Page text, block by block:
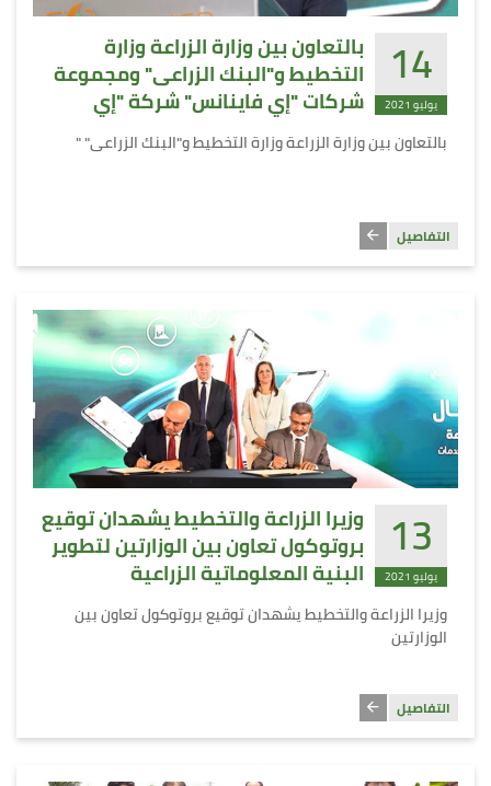
14
يوليو 2021
بالتعاون بين وزارة الزراعة وزارة
التخطيط و"البنك الزراعى" ومجموعة
شركات "إي فاينانس" شركة "إي
أسواق مصر"
بالتعاون بين وزارة الزراعة وزارة التخطيط و"البنك الزراعى" "
التفاصيل
13
يوليو 2021
وزيرا الزراعة والتخطيط يشهدان توقيع
بروتوكول تعاون بين الوزارتين لتطوير
البنية المعلوماتية الزراعية
وزيرا الزراعة والتخطيط يشهدان توقيع بروتوكول تعاون بين
الوزارتين
التفاصيل